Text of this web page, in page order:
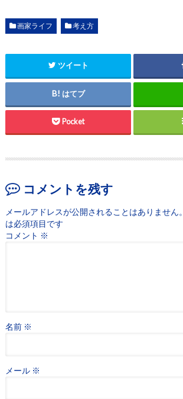
画家ライフ 考え方
ツイート
はてブ
Pocket
コメントを残す
メールアドレスが公開されることはありません。
は必須項目です
コメント ※
名前 ※
メール ※